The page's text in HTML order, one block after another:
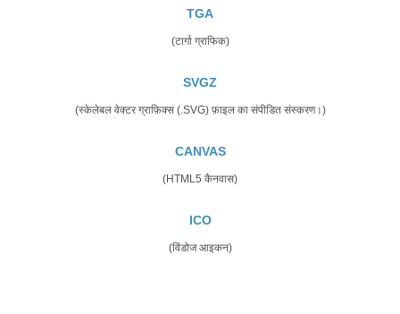
TGA
(टार्गा ग्राफिक)
SVGZ
(स्केलेबल वेक्टर ग्राफ़िक्स (.SVG) फ़ाइल का संपीडित संस्करण।)
CANVAS
(HTML5 कैनवास)
ICO
(विंडोज आइकन)